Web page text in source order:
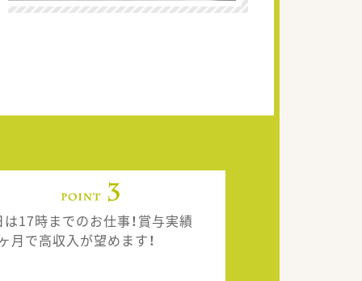
は17時までのお仕事！賞与実績
月で高収入が望めます！